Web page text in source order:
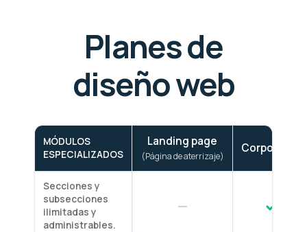
Planes de
diseño web
MÓDULOS
ESPECIALIZADOS
Landing page
(Página de aterrizaje)
Corporativo
Secciones y
subsecciones
ilimitadas y
administrables.
—